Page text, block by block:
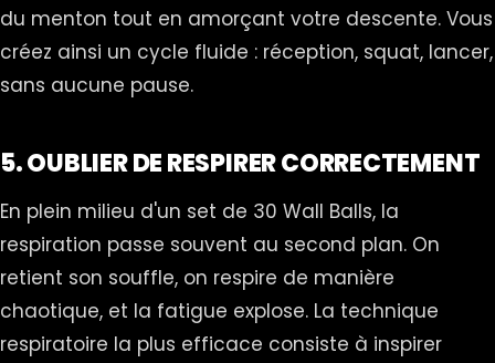
du menton tout en amorçant votre descente. Vous
créez ainsi un cycle fluide : réception, squat, lancer,
sans aucune pause.
5. OUBLIER DE RESPIRER CORRECTEMENT
En plein milieu d'un set de 30 Wall Balls, la
respiration passe souvent au second plan. On
retient son souffle, on respire de manière
chaotique, et la fatigue explose. La technique
respiratoire la plus efficace consiste à inspirer